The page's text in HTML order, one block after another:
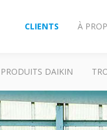
CLIENTS À
DAIKIN